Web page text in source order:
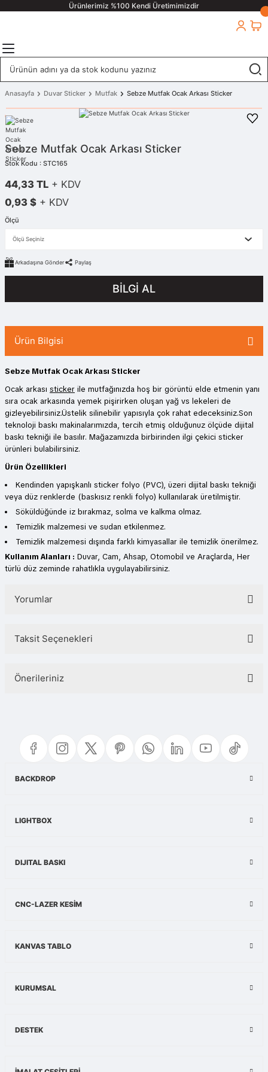
Ürünlerimiz %100 Kendi Üretimimizdir
Anasayfa Duvar Sticker Mutfak Sebze Mutfak Ocak Arkası Sticker
Sebze Mutfak Ocak Arkası Sticker
Stok Kodu : STC165
44,33 TL + KDV
0,93 $ + KDV
Ölçü
Arkadaşına Gönder Paylaş
BİLGİ AL
Ürün Bilgisi
Sebze Mutfak Ocak Arkası Sticker
Ocak arkası sticker ile mutfağınızda hoş bir görüntü elde etmenin yanı
sıra ocak arkasında yemek pişirirken oluşan yağ vs lekeleri de
gizleyebilirsiniz.Üstelik silinebilir yapısıyla çok rahat edeceksiniz.Son
teknoloji baskı makinalarımızda, tercih etmiş olduğunuz ölçüde dijital
baskı tekniği ile basılır. Mağazamızda birbirinden ilgi çekici sticker
ürünleri bulabilirsiniz.
Ürün Özellikleri
Kendinden yapışkanlı sticker folyo (PVC), üzeri dijital baskı tekniği
veya düz renklerde (baskısız renkli folyo) kullanılarak üretilmiştir.
Söküldüğünde iz bırakmaz, solma ve kalkma olmaz.
Temizlik malzemesi ve sudan etkilenmez.
Temizlik malzemesi dışında farklı kimyasallar ile temizlik önerilmez.
Kullanım Alanları : Duvar, Cam, Ahsap, Otomobil ve Araçlarda, Her
türlü düz zeminde rahatlıkla uygulayabilirsiniz.
Yorumlar
Taksit Seçenekleri
Önerileriniz
Görüş ve önerileriniz için teşekkür ederiz.
Ürün resmi kalitesiz, bozuk veya görüntülenemiyor.
BACKDROP
LIGHTBOX
DIJITAL BASKI
CNC-LAZER KESİM
KANVAS TABLO
KURUMSAL
DESTEK